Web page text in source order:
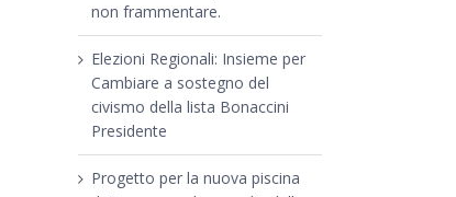
non frammentare.
Elezioni Regionali: Insieme per
Cambiare a sostegno del
civismo della lista Bonaccini
Presidente
Progetto per la nuova piscina